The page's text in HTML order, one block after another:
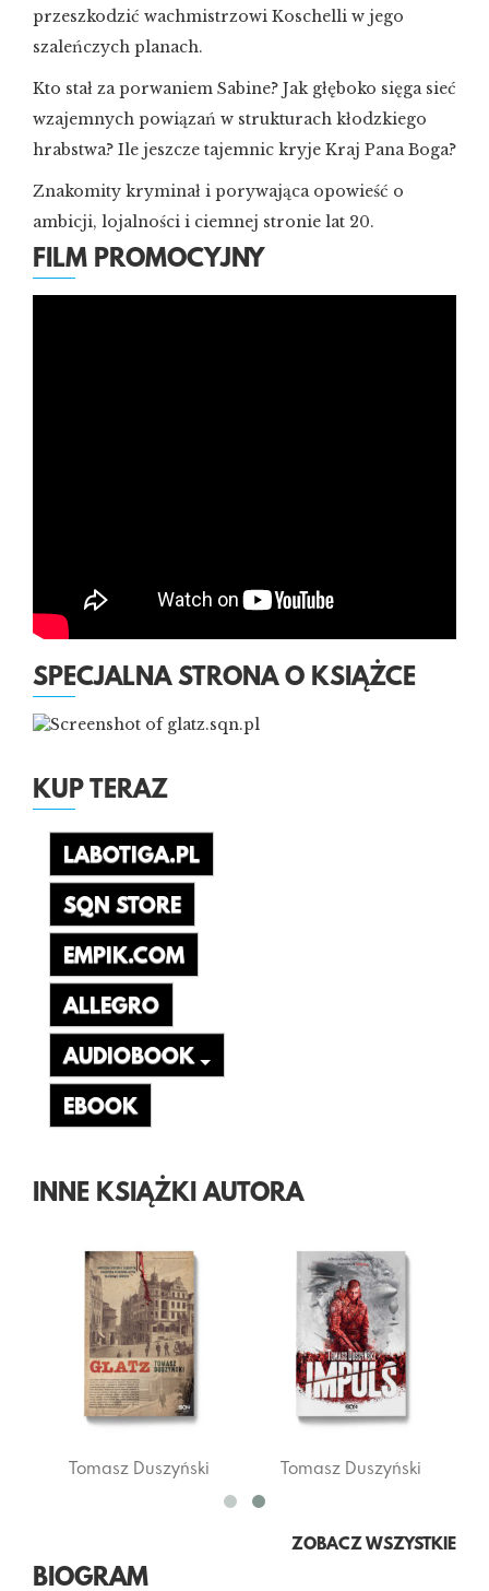
przeszkodzić wachmistrzowi Koschelli w jego
szaleńczych planach.
Kto stał za porwaniem Sabine? Jak głęboko sięga sieć
wzajemnych powiązań w strukturach kłodzkiego
hrabstwa? Ile jeszcze tajemnic kryje Kraj Pana Boga?
Znakomity kryminał i porywająca opowieść o
ambicji, lojalności i ciemnej stronie lat 20.
FILM PROMOCYJNY
SPECJALNA STRONA O KSIĄŻCE
KUP TERAZ
LABOTIGA.PL
SQN STORE
EMPIK.COM
ALLEGRO
AUDIOBOOK
EBOOK
INNE KSIĄŻKI AUTORA
Tomasz Duszyński Tomasz Duszyński
ZOBACZ WSZYSTKIE
BIOGRAM